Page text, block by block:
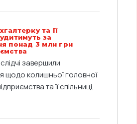
та її
за
понад 3 млн грн
завершили
щодо колишньої головної
та її спільниці,